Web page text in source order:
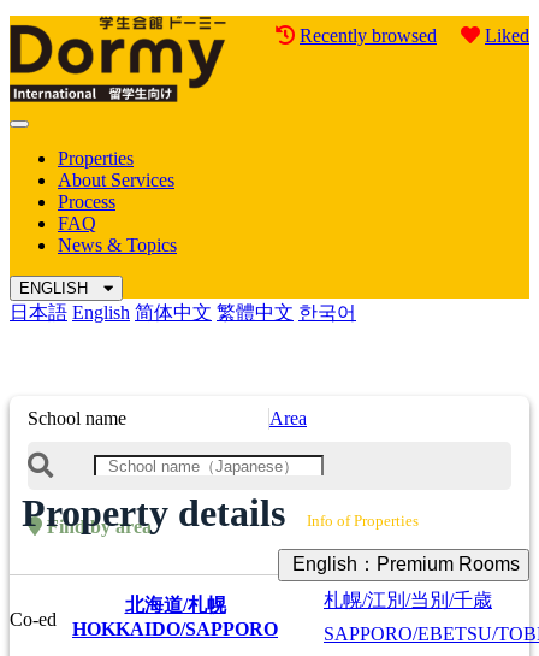
Recently browsed Liked
Mobile
Properties
About Services
Process
FAQ
News & Topics
ENGLISH
日本語 English 简体中文 繁體中文 한국어
School name Area
Find by area
北海道/札幌
HOKKAIDO/SAPPORO
札幌/江別/当別/千歳
SAPPORO/EBETSU/
Property details Info of Properties
English：Premium Rooms
Co-ed